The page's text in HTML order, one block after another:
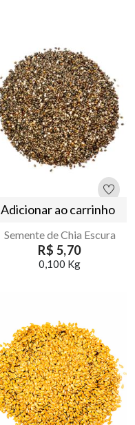
Adicionar ao carrinho
Semente de Chia Escura
R$ 5,70
0,100 Kg